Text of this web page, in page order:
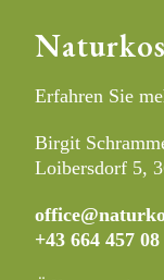
Erfahren Sie
Birgit
Loibersdorf 5,
+43 664 457 08